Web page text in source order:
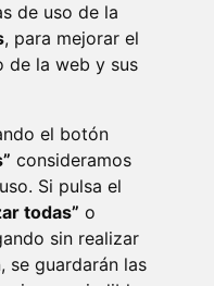
de uso de la
, para mejorar el
de la web y sus
el botón
consideramos
Si pulsa el
todas” o
sin realizar
se guardarán las
DATOS
ENLACE EXTERNO AL